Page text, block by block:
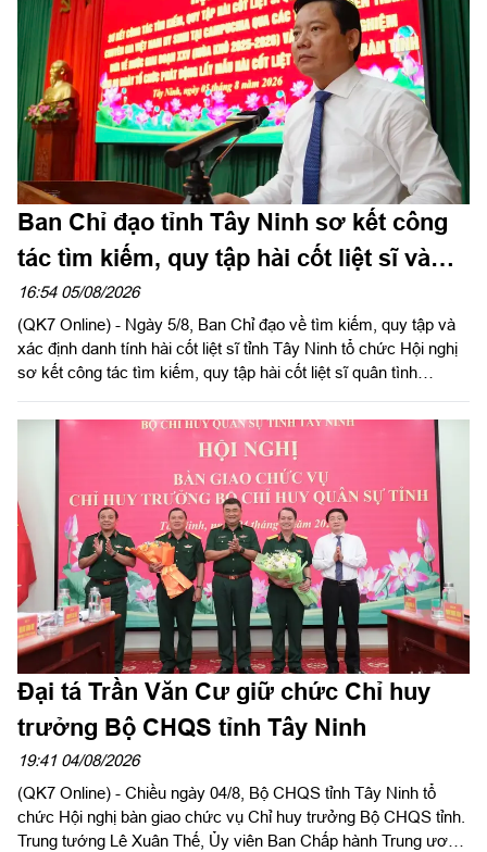
Ban Chỉ đạo tỉnh Tây Ninh sơ kết công
tác tìm kiếm, quy tập hài cốt liệt sĩ và
đẩy mạnh Chiến dịch 500 ngày đêm
16:54 05/08/2026
(QK7 Online) - Ngày 5/8, Ban Chỉ đạo về tìm kiếm, quy tập và
xác định danh tính hài cốt liệt sĩ tỉnh Tây Ninh tổ chức Hội nghị
sơ kết công tác tìm kiếm, quy tập hài cốt liệt sĩ quân tình
tranh tại Campuchia đưa về nước giai đoạn XXV; rút kinh
nghiệm sau 60 ngày triển khai lấy mẫu hài cốt liệt sĩ; phát động
đợt thi đua cao điểm với chủ đề “350 ngày đêm thần tốc, quyết
thắng”. Đồng chí Phạm Tấn Hòa, Phó chủ tịch UBND tỉnh Tây
Ninh, Trưởng ban Chỉ đạo về tìm kiếm, quy tập và xác định
danh tính hài cốt liệt sĩ tỉnh Tây Ninh chủ trì hội nghị.
Đại tá Trần Văn Cư giữ chức Chỉ huy
trưởng Bộ CHQS tỉnh Tây Ninh
19:41 04/08/2026
(QK7 Online) - Chiều ngày 04/8, Bộ CHQS tỉnh Tây Ninh tổ
chức Hội nghị bàn giao chức vụ Chỉ huy trưởng Bộ CHQS tỉnh.
Trung tướng Lê Xuân Thế, Ủy viên Ban Chấp hành Trung ương